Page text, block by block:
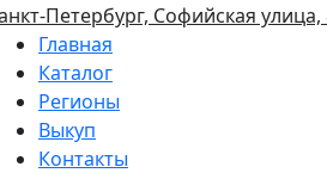
Петербург, Софийская улица,
Главная
Каталог
Регионы
Выкуп
Контакты